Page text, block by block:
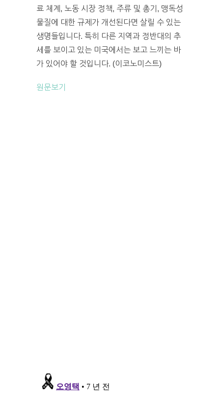
료 체계, 노동 시장 정책, 주류 및 총기, 맹독성
물질에 대한 규제가 개선된다면 살릴 수 있는
생명들입니다. 특히 다른 지역과 정반대의 추
세를 보이고 있는 미국에서는 보고 느끼는 바
가 있어야 할 것입니다. (이코노미스트)
원문보기